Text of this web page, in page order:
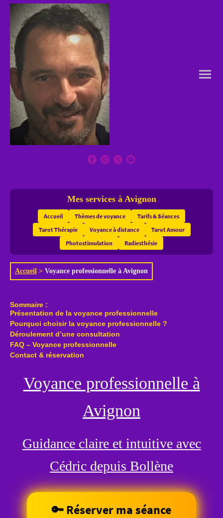
Mes services à Avignon
Accueil Thèmes de voyance
Tarifs & Séances
Tarot Thérapie
Voyance à distance
Tarot Amour
Photostimulation
Radiesthésie
Accueil > Voyance professionnelle à Avignon
Sommaire :
Présentation de la voyance professionnelle
Pourquoi choisir la voyance professionnelle ?
Déroulement d’une consultation
FAQ – Voyance professionnelle
Contact & réservation
Voyance professionnelle à
Avignon
Guidance claire et intuitive avec
Cédric depuis Bollène
🔑 Réserver ma séance